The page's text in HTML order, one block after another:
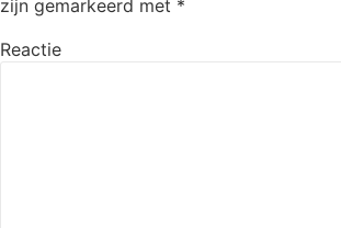
zijn gemarkeerd met *
Reactie